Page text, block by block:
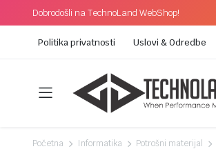
Dobrodošli na TechnoLand WebShop!
Politika privatnosti Uslovi & Odredbe
Početna Informatika Potrošni materijal